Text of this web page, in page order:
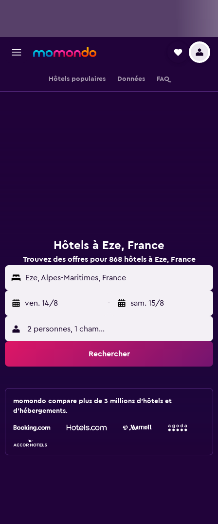
Hôtels populaires Données FAQ
Hôtels à Eze, France
Trouvez des offres pour 868 hôtels à Eze, France
Eze, Alpes-Maritimes, France
ven. 14/8 - sam. 15/8
2 personnes, 1 chambre
Rechercher
momondo compare plus de 3 millions d'hôtels et
d'hébergements.